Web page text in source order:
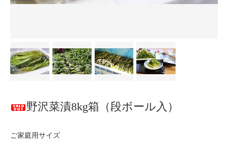
野沢菜漬8kg箱（段ボール入）
ご家庭用サイズ